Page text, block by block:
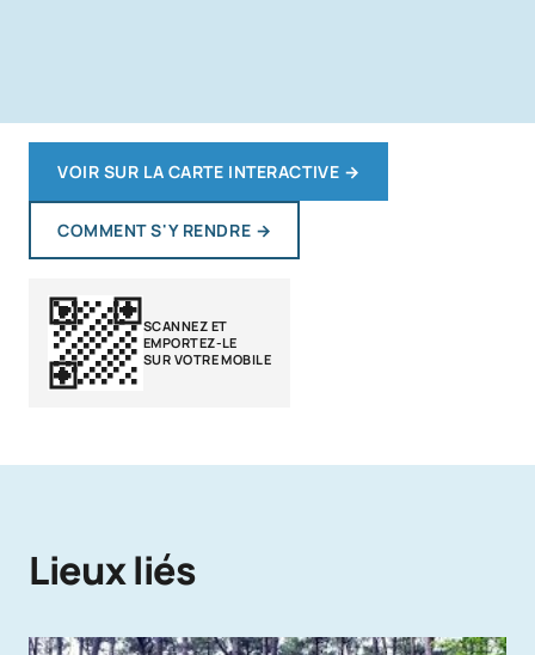
VOIR SUR LA CARTE INTERACTIVE →
COMMENT S'Y RENDRE →
SCANNEZ ET
EMPORTEZ-LE
SUR VOTRE MOBILE
Lieux liés